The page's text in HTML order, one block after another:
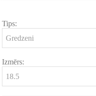
Tips:
Izmērs: